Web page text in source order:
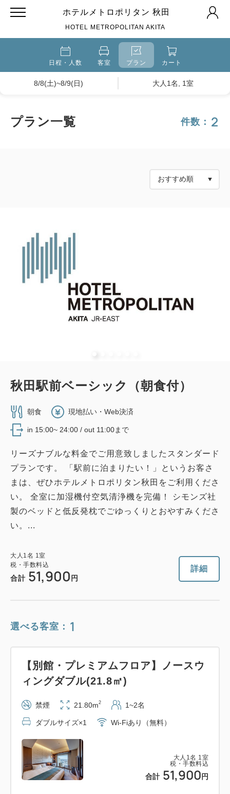
ホテルメトロポリタン 秋田
HOTEL METROPOLITAN AKITA
日程・人数 客室 プラン カート
8/8(土)~8/9(日) 大人1名, 1室
プラン一覧 件数： 2
秋田駅前ベーシック（朝食付）
朝食 現地払い・Web決済
in 15:00~ 24:00 / out 11:00まで
リーズナブルな料金でご用意致しましたスタンダード
プランです。 「駅前に泊まりたい！」というお客さ
まは、ぜひホテルメトロポリタン秋田をご利用くださ
い。 全室に加湿機付空気清浄機を完備！ シモンズ社
製のベッドと低反発枕でごゆっくりとおやすみくださ
い。...
大人 1 名 1 室
税・手数料込
合計 51,900 円
詳細
選べる客室： 1
大人 1 名 1 室
税・手数料込
合計 51,900 円
【別館・プレミアムフロア】ノースウ
ィングダブル(21.8㎡)
禁煙 21.80m2 1~2名
ダブルサイズ×1 Wi-Fiあり（無料）